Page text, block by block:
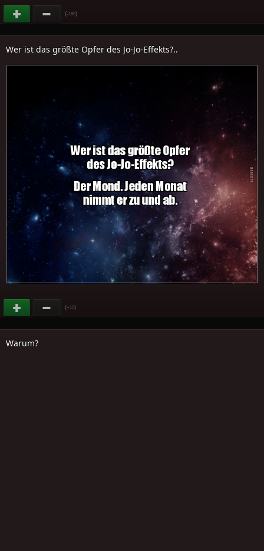
(-185)
Wer ist das größte Opfer des Jo-Jo-Effekts?..
(+15)
Warum?